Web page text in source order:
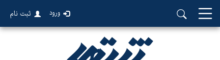
ورود ثبت نام